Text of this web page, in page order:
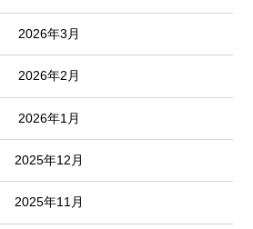
2026年3月
2026年2月
2026年1月
2025年12月
2025年11月